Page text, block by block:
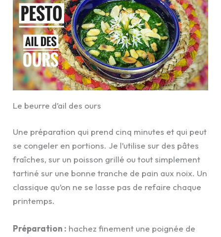
Le beurre d’ail des ours
Une préparation qui prend cinq minutes et qui peut
se congeler en portions. Je l’utilise sur des pâtes
fraîches, sur un poisson grillé ou tout simplement
tartiné sur une bonne tranche de pain aux noix. Un
classique qu’on ne se lasse pas de refaire chaque
printemps.
Préparation : hachez finement une poignée de